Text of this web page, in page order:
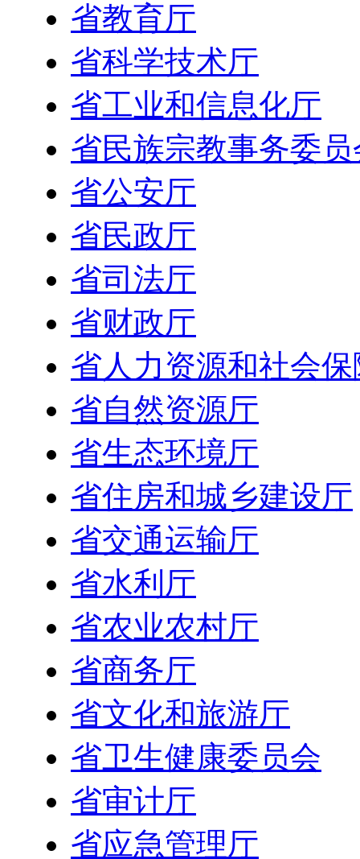
省教育厅
省科学技术厅
省工业和信息化厅
省民族宗教事务委员
省公安厅
省民政厅
省司法厅
省财政厅
省人力资源和社会
省自然资源厅
省生态环境厅
省住房和城乡建设厅
省交通运输厅
省水利厅
省农业农村厅
省商务厅
省文化和旅游厅
省卫生健康委员会
省审计厅
省应急管理厅